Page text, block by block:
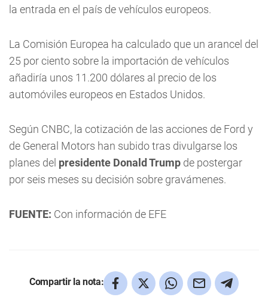
la entrada en el país de vehículos europeos.
La Comisión Europea ha calculado que un arancel del
25 por ciento sobre la importación de vehículos
añadiría unos 11.200 dólares al precio de los
automóviles europeos en Estados Unidos.
Según CNBC, la cotización de las acciones de Ford y
de General Motors han subido tras divulgarse los
planes del presidente Donald Trump de postergar
por seis meses su decisión sobre gravámenes.
FUENTE: Con información de EFE
Compartir la nota: